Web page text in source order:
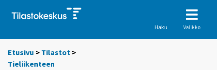
Haku Valikko
Etusivu > Tilastot >
Tieliikenteen